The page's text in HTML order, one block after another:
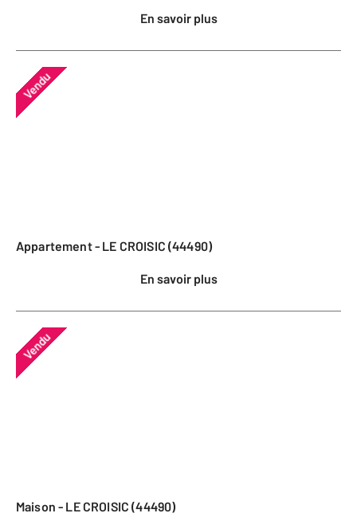
En savoir plus
Vendu
Appartement - LE CROISIC (44490)
En savoir plus
Vendu
Maison - LE CROISIC (44490)